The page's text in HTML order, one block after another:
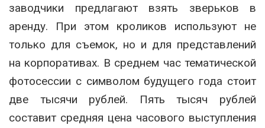
заводчики предлагают взять зверьков в
аренду. При этом кроликов используют не
только для съемок, но и для представлений
на корпоративах. В среднем час тематической
фотосессии с символом будущего года стоит
две тысячи рублей. Пять тысяч рублей
составит средняя цена часового выступления